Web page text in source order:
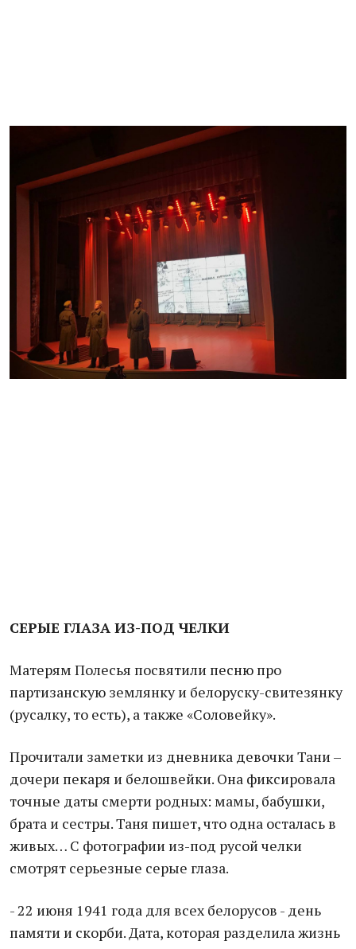
СЕРЫЕ ГЛАЗА ИЗ-ПОД ЧЕЛКИ
Матерям Полесья посвятили песню про
партизанскую землянку и белоруску-свитезянку
(русалку, то есть), а также «Соловейку».
Прочитали заметки из дневника девочки Тани –
дочери пекаря и белошвейки. Она фиксировала
точные даты смерти родных: мамы, бабушки,
брата и сестры. Таня пишет, что одна осталась в
живых… С фотографии из-под русой челки
смотрят серьезные серые глаза.
- 22 июня 1941 года для всех белорусов - день
памяти и скорби. Дата, которая разделила жизнь